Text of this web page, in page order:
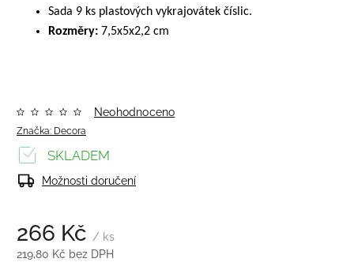
Sada 9 ks plastových vykrajovátek číslic.
Rozměry: 7,5x5x2,2 cm
Značka: Decora
Neohodnoceno
266 Kč / ks
219,80 Kč bez DPH
SKLADEM
Možnosti doručení